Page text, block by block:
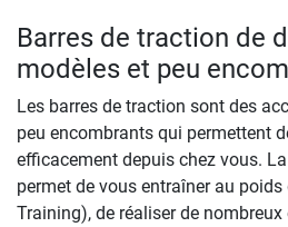
Barres de traction de
modèles et peu
Les barres de traction sont des
peu encombrants qui permettent
efficacement depuis chez vous.
permet de vous entraîner au
Training), de réaliser de nombreux